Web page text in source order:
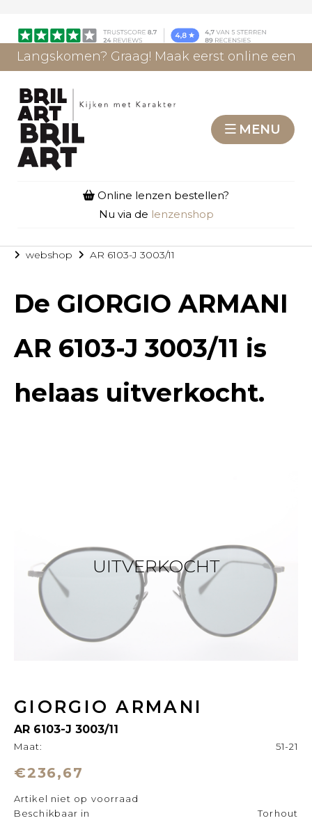
Langskomen? Graag! Maak eerst online een
MENU
Online lenzen bestellen?
Nu via de lenzenshop
webshop AR 6103-J 3003/11
De GIORGIO ARMANI
AR 6103-J 3003/11 is
helaas uitverkocht.
UITVERKOCHT
GIORGIO ARMANI
AR 6103-J 3003/11
Maat: 51-21
€236,67
Artikel niet op voorraad
Beschikbaar in
Torhout